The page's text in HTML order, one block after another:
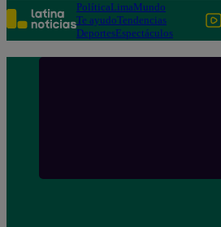
PolíticaLimaMundo
Te ayudoTendencias
DeportesEspectáculos